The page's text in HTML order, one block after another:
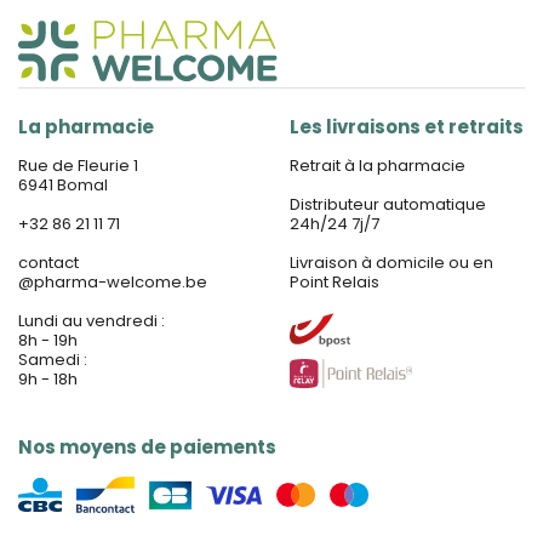
La pharmacie
Rue de Fleurie 1
6941 Bomal
+32 86 21 11 71
contact
@pharma-welcome.be
Lundi au vendredi :
8h - 19h
Samedi :
9h - 18h
Nos moyens de paiements
Les livraisons et retraits
Retrait à la pharmacie
Distributeur automatique
24h/24 7j/7
Livraison à domicile ou en
Point Relais